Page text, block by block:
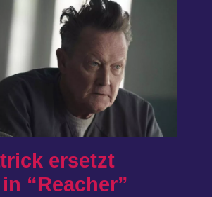
ersetzt
“Reacher”